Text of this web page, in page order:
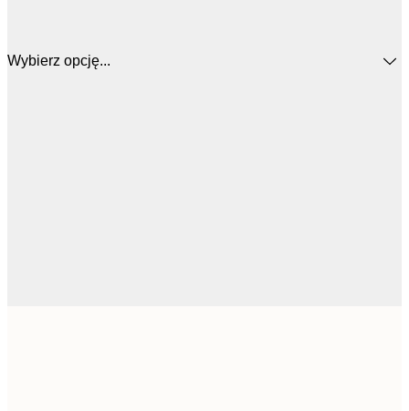
Wybierz opcję...